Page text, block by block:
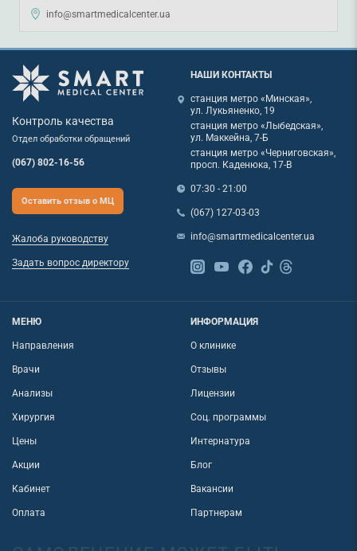
info@smartmedicalcenter.ua
Контроль качества
Отдел обработки обращений
(067) 802-16-56
Оставить отзыв о МЦ
Жалоба руководству
Задать вопрос директору
НАШИ КОНТАКТЫ
станция метро «Минская»,
ул. Лукьяненко, 19
станция метро «Лыбедская»,
ул. Маккейна, 7-Б
станция метро «Черниговская»,
просп. Каденюка, 17-В
07:30 - 21:00
(067) 127-03-03
info@smartmedicalcenter.ua
МЕНЮ
Направления
Врачи
Анализы
Хирургия
Цены
Акции
Кабинет
Оплата
ИНФОРМАЦИЯ
О клинике
Отзывы
Лицензии
Соц. программы
Интернатура
Блог
Вакансии
Партнерам